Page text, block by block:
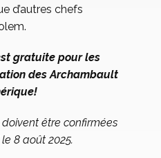
d’autres chefs
gratuite pour les
des Archambault
doivent être confirmées
8 août 2025.